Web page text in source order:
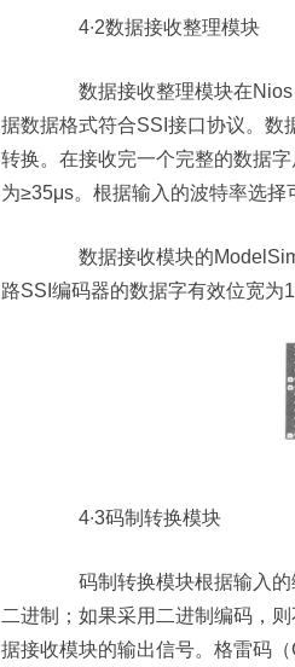
4∙2数据接收整理模块
数据接收整理模块在NiosⅡ
据数据格式符合SSI接口协议。数
转换。在接收完一个完整的数据
为≥35μs。根据输入的波特率选择
数据接收模块的ModelSim
路SSI编码器的数据字有效位宽为
4∙3码制转换模块
码制转换模块根据输入的
二进制；如果采用二进制编码，
据接收模块的输出信号。格雷码